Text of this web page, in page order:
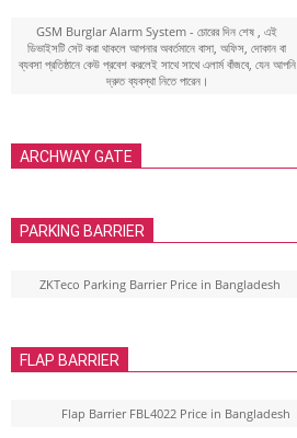
GSM Burglar Alarm System - চোরের দিন শেষ , এই
ডিভাইসটি সেট করা থাকলে আপনার অবর্তমানে বাসা, অফিস, দোকান বা
ব্যবসা প্রতিষ্ঠানে কেউ প্রবেশ করলেই সাথে সাথে এলার্ম বাঁজবে, যেন আপনি
দ্রুত ব্যবস্থা নিতে পারেন।
ARCHWAY GATE
PARKING BARRIER
ZKTeco Parking Barrier Price in Bangladesh
FLAP BARRIER
Flap Barrier FBL4022 Price in Bangladesh